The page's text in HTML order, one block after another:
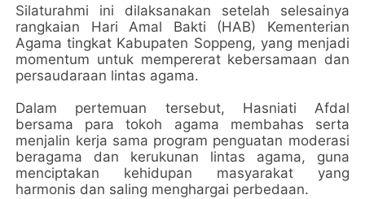
Silaturahmi ini dilaksanakan setelah selesainya
rangkaian Hari Amal Bakti (HAB) Kementerian
Agama tingkat Kabupaten Soppeng, yang menjadi
momentum untuk mempererat kebersamaan dan
persaudaraan lintas agama.
Dalam pertemuan tersebut, Hasniati Afdal
bersama para tokoh agama membahas serta
menjalin kerja sama program penguatan moderasi
beragama dan kerukunan lintas agama, guna
menciptakan kehidupan masyarakat yang
harmonis dan saling menghargai perbedaan.